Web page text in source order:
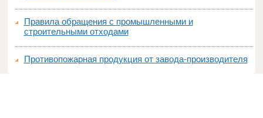
Правила обращения с промышленными и
строительными отходами
Противопожарная продукция от завода-производителя